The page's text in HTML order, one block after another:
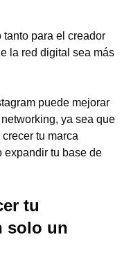
para el creador
la red digital sea más
puede mejorar
ya sea que
tu marca
expandir tu base de
tu
solo un